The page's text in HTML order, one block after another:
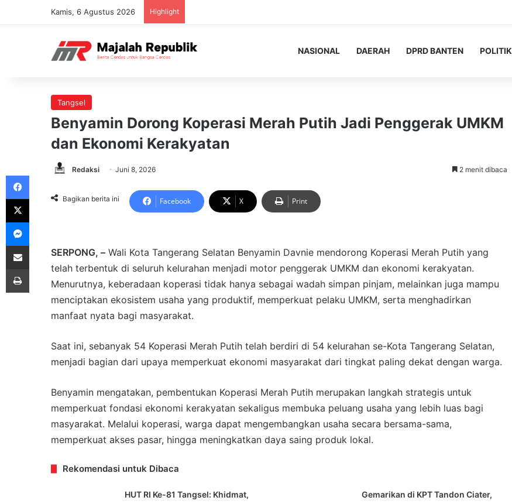
Kamis, 6 Agustus 2026 Highlight
NASIONAL DAERAH DPRD BANTEN POLITIK
Tangsel
Benyamin Dorong Koperasi Merah Putih Jadi Penggerak UMKM
dan Ekonomi Kerakyatan
Redaksi Juni 8, 2026 2 menit dibaca
Bagikan berita ini Facebook X Print
SERPONG, – Wali Kota Tangerang Selatan Benyamin Davnie mendorong Koperasi Merah Putih yang
telah terbentuk di seluruh kelurahan menjadi motor penggerak UMKM dan ekonomi kerakyatan.
Menurutnya, keberadaan koperasi tidak hanya sebagai wadah simpan pinjam, melainkan juga mampu
menciptakan ekosistem usaha yang produktif, memperkuat pelaku UMKM, serta menghadirkan
manfaat nyata bagi masyarakat.
Saat ini, sebanyak 54 Koperasi Merah Putih telah berdiri di 54 kelurahan se-Kota Tangerang Selatan,
menjadi bagian dari upaya memperkuat ekonomi masyarakat dari tingkat paling dekat dengan warga.
Benyamin mengatakan, pembentukan Koperasi Merah Putih merupakan langkah strategis untuk
memperkuat fondasi ekonomi kerakyatan sekaligus membuka peluang usaha yang lebih luas bagi
masyarakat. Melalui koperasi, warga dapat mengembangkan usaha secara bersama-sama,
memperkuat akses pasar, hingga meningkatkan daya saing produk lokal.
Rekomendasi untuk Dibaca
HUT RI Ke-81 Tangsel: Khidmat,
Gemarikan di KPT Tandon Ciater,
Facebook
X
Messenger
Share via Email